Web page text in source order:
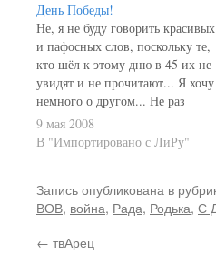
День Победы!
Не, я не буду говорить красивых
и пафосных слов, поскольку те,
кто шёл к этому дню в 45 их не
увидят и не прочитают... Я хочу
немного о другом... Не раз
слышал мнение, что если бы в
той войне победила Германия,
то жили бы мы сейчас в
Надо…
9 мая 2008
В "Импортировано с ЛиРу"
Запись опубликована в
ВОВ, война, Рада, Родька, С
← твАрец